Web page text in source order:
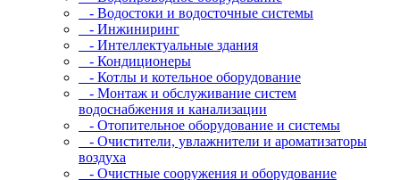
- Водостоки и водосточные системы
- Инжиниринг
- Интеллектуальные здания
- Кондиционеры
- Котлы и котельное оборудование
- Монтаж и обслуживание систем
водоснабжения и канализации
- Отопительное оборудование и системы
- Очистители, увлажнители и ароматизаторы
воздуха
- Очистные сооружения и оборудование